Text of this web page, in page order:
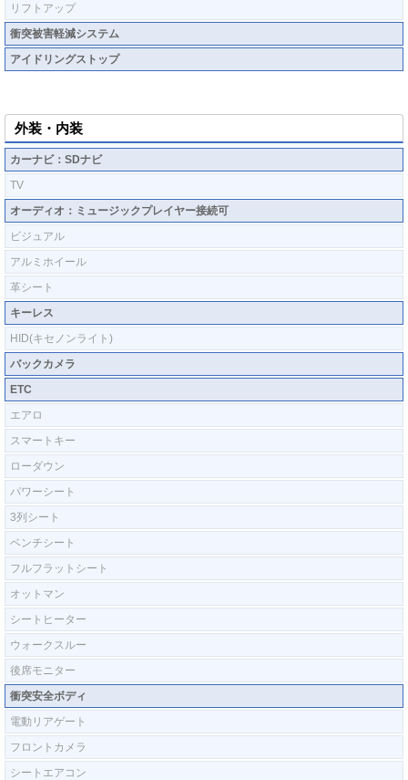
リフトアップ
衝突被害軽減システム
アイドリングストップ
外装・内装
カーナビ：SDナビ
TV
オーディオ：ミュージックプレイヤー接続可
ビジュアル
アルミホイール
革シート
キーレス
HID(キセノンライト)
バックカメラ
ETC
エアロ
スマートキー
ローダウン
パワーシート
3列シート
ベンチシート
フルフラットシート
オットマン
シートヒーター
ウォークスルー
後席モニター
衝突安全ボディ
電動リアゲート
フロントカメラ
シートエアコン